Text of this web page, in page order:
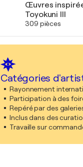
Œuvres
Toyokuni III
309 pièces
Catégories
Rayonnement
Participation à des
Repéré par des
Inclus dans des
Travaille sur